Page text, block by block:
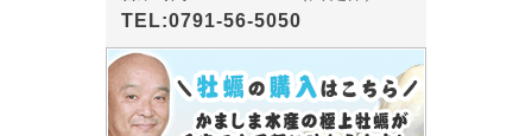
TEL:0791-56-5050